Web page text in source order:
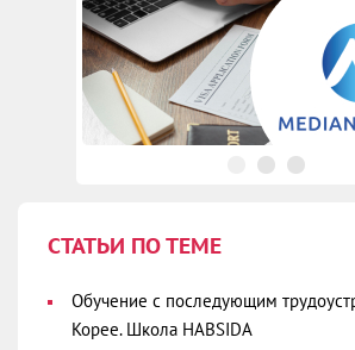
СТАТЬИ ПО ТЕМЕ
Обучение с последующим
Корее. Школа HABSIDA